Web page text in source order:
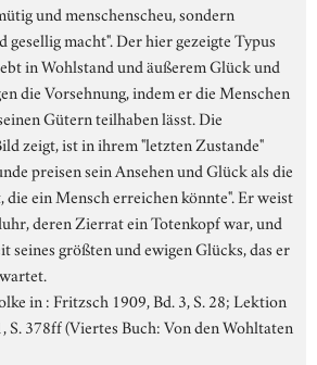
und menschenscheu, sondern
macht". Der hier gezeigte Typus
in Wohlstand und äußerem Glück und
die Vorsehnung, indem er die Menschen
Gütern teilhaben lässt. Die
zeigt, ist in ihrem "letzten Zustande"
preisen sein Ansehen und Glück als die
ein Mensch erreichen könnte". Er weist
deren Zierrat ein Totenkopf war, und
seines größten und ewigen Glücks, das er
in : Fritzsch 1909, Bd. 3, S. 28; Lektion
S. 378ff (Viertes Buch: Von den Wohltaten